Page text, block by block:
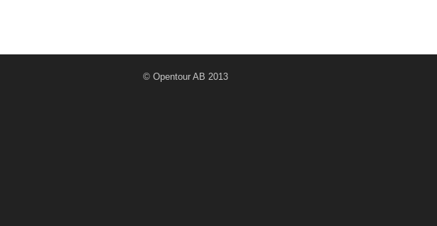
© Opentour AB 2013